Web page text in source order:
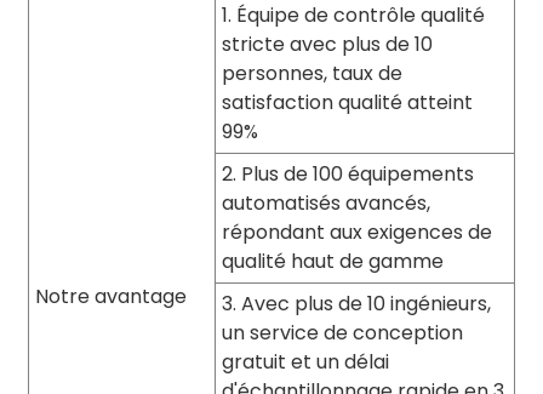
Notre avantage
1. Équipe de contrôle qualité
stricte avec plus de 10
personnes, taux de
satisfaction qualité atteint
99%
2. Plus de 100 équipements
automatisés avancés,
répondant aux exigences de
qualité haut de gamme
3. Avec plus de 10 ingénieurs,
un service de conception
gratuit et un délai